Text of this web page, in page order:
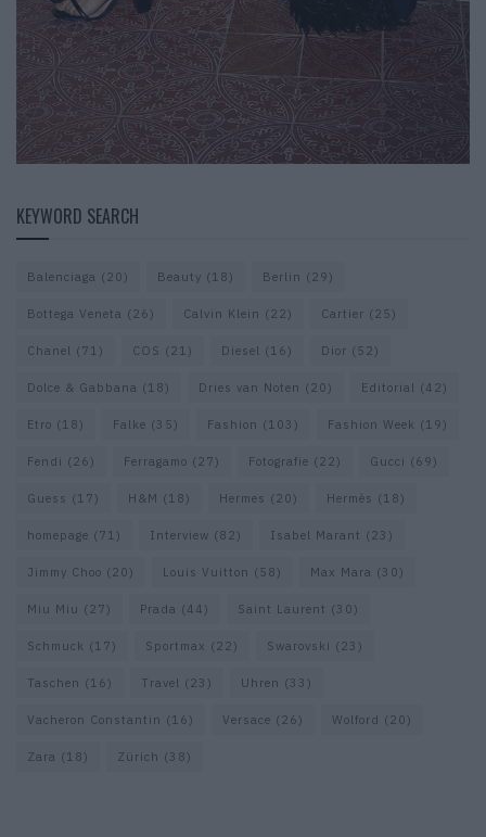
KEYWORD SEARCH
Balenciaga (20) Beauty (18) Berlin (29)
Bottega Veneta (26) Calvin Klein (22) Cartier (25)
Chanel (71) COS (21) Diesel (16) Dior (52)
Dolce & Gabbana (18) Dries van Noten (20) Editorial (42)
Etro (18) Falke (35) Fashion (103) Fashion Week (19)
Fendi (26) Ferragamo (27) Fotografie (22) Gucci (69)
Guess (17) H&M (18) Hermes (20) Hermès (18)
homepage (71) Interview (82) Isabel Marant (23)
Jimmy Choo (20) Louis Vuitton (58) Max Mara (30)
Miu Miu (27) Prada (44) Saint Laurent (30)
Schmuck (17) Sportmax (22) Swarovski (23)
Taschen (16) Travel (23) Uhren (33)
Vacheron Constantin (16) Versace (26) Wolford (20)
Zara (18) Zürich (38)